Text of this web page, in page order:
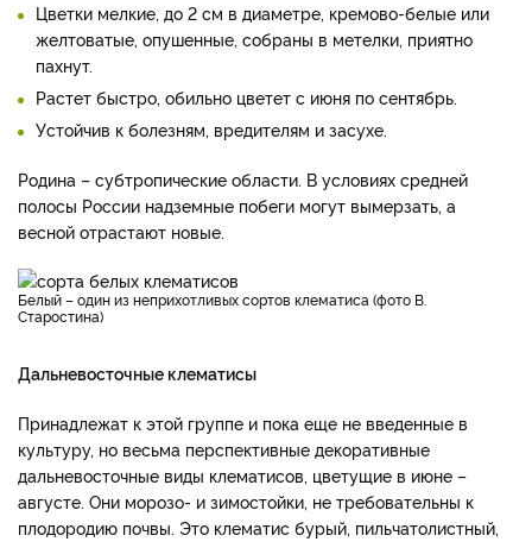
Цветки мелкие, до 2 см в диаметре, кремово-белые или
желтоватые, опушенные, собраны в метелки, приятно
пахнут.
Растет быстро, обильно цветет с июня по сентябрь.
Устойчив к болезням, вредителям и засухе.
Родина – субтропические области. В условиях средней
полосы России надземные побеги могут вымерзать, а
весной отрастают новые.
Белый – один из неприхотливых сортов клематиса (фото В.
Старостина)
Дальневосточные клематисы
Принадлежат к этой группе и пока еще не введенные в
культуру, но весьма перспективные декоративные
дальневосточные виды клематисов, цветущие в июне –
августе. Они морозо- и зимостойки, не требовательны к
плодородию почвы. Это клематис бурый, пильчатолистный,